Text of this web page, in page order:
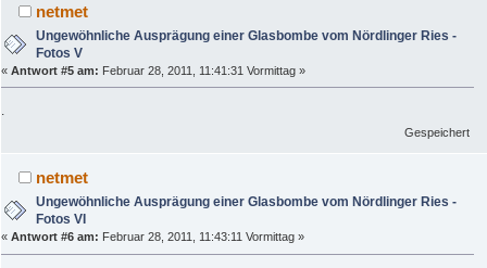
netmet
Ungewöhnliche Ausprägung einer Glasbombe vom Nördlinger Ries -
Fotos V
« Antwort #5 am: Februar 28, 2011, 11:41:31 Vormittag »
.
Gespeichert
netmet
Ungewöhnliche Ausprägung einer Glasbombe vom Nördlinger Ries -
Fotos VI
« Antwort #6 am: Februar 28, 2011, 11:43:11 Vormittag »